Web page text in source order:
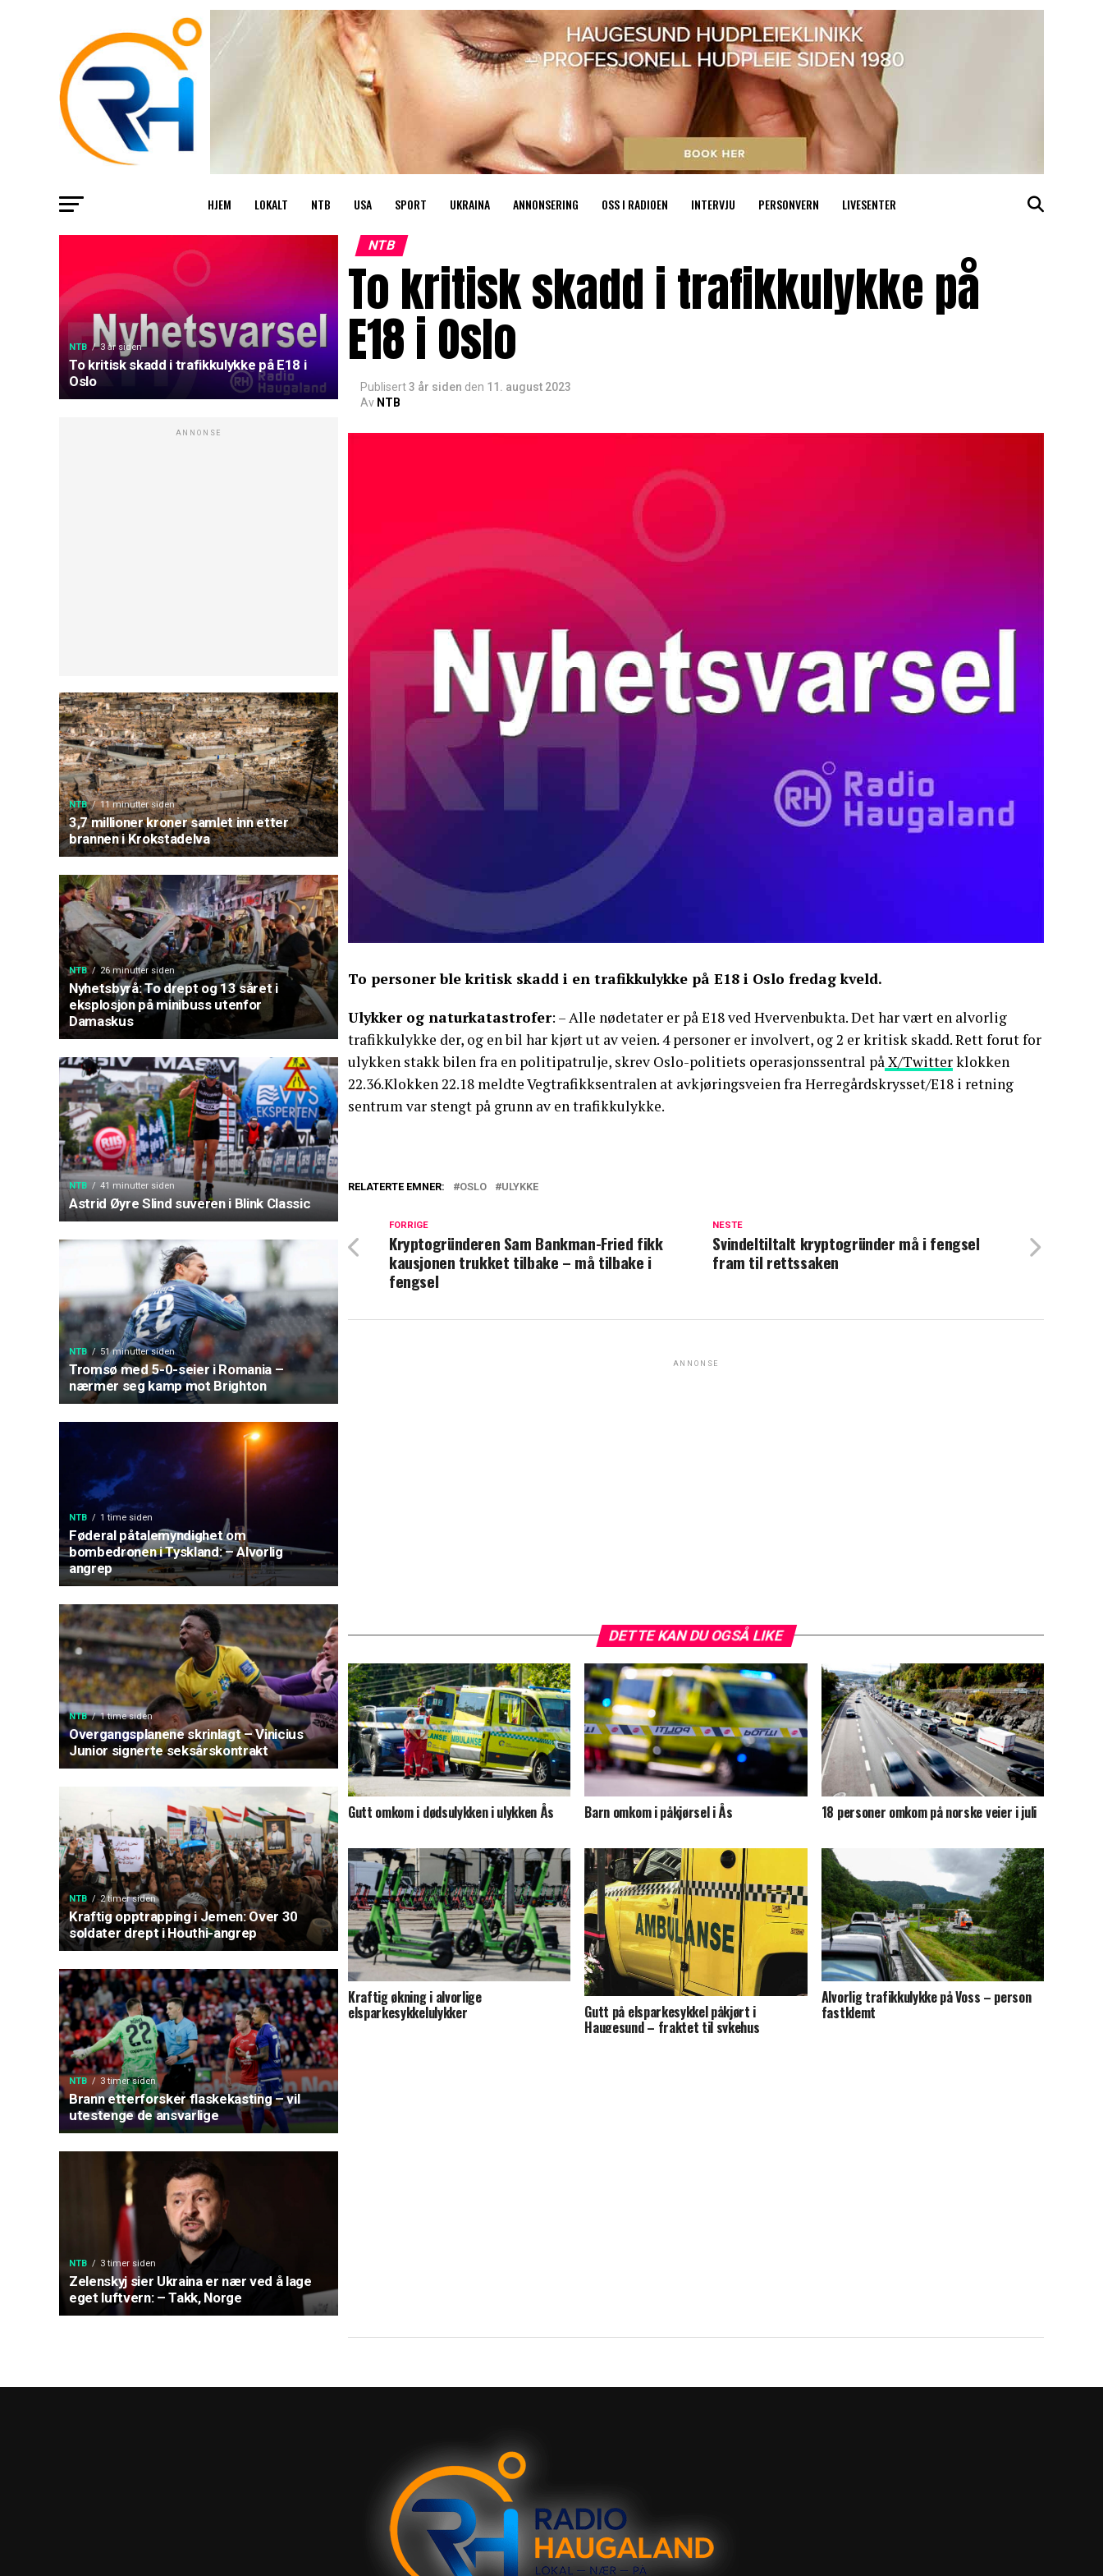
HJEM LOKALT NTB USA SPORT UKRAINA ANNONSERING OSS I RADIOEN INTERVJU PERSONVERN LIVESENTER
NTB 3 år siden
To kritisk skadd i trafikkulykke på E18 i
Oslo
ANNONSE
NTB 11 minutter siden
3,7 millioner kroner samlet inn etter
brannen i Krokstadelva
NTB 26 minutter siden
Nyhetsbyrå: To drept og 13 såret i
eksplosjon på minibuss utenfor
Damaskus
NTB 41 minutter siden
Astrid Øyre Slind suveren i Blink Classic
NTB 51 minutter siden
Tromsø med 5-0-seier i Romania –
nærmer seg kamp mot Brighton
NTB 1 time siden
Føderal påtalemyndighet om
bombedronen i Tyskland: – Alvorlig
angrep
NTB 1 time siden
Overgangsplanene skrinlagt – Vinicius
Junior signerte seksårskontrakt
NTB 2 timer siden
Kraftig opptrapping i Jemen: Over 30
soldater drept i Houthi-angrep
NTB 3 timer siden
Brann etterforsker flaskekasting – vil
utestenge de ansvarlige
NTB 3 timer siden
Zelenskyj sier Ukraina er nær ved å lage
eget luftvern: – Takk, Norge
NTB
To kritisk skadd i trafikkulykke på
E18 i Oslo
Publisert3 år siden den 11. august 2023
Av NTB
To personer ble kritisk skadd i en trafikkulykke på E18 i Oslo fredag kveld.
Ulykker og naturkatastrofer: – Alle nødetater er på E18 ved Hvervenbukta. Det har vært en alvorlig
trafikkulykke der, og en bil har kjørt ut av veien. 4 personer er involvert, og 2 er kritisk skadd. Rett forut for
ulykken stakk bilen fra en politipatrulje, skrev Oslo-politiets operasjonssentral påX/Twitterklokken
22.36.Klokken 22.18 meldte Vegtrafikksentralen at avkjøringsveien fra Herregårdskrysset/E18 i retning
sentrum var stengt på grunn av en trafikkulykke.
RELATERTE EMNER: OSLO ULYKKE
NESTE
Svindeltiltalt kryptogründer må i fengsel
fram til rettssaken
FORRIGE
Kryptogründeren Sam Bankman-Fried fikk
kausjonen trukket tilbake – må tilbake i
fengsel
ANNONSE
DETTE KAN DU OGSÅ LIKE
Gutt omkom i dødsulykken i ulykken Ås Barn omkom i påkjørsel i Ås 18 personer omkom på norske veier i juli
Kraftig økning i alvorlige
elsparkesykkelulykker Gutt på elsparkesykkel påkjørt i
Haugesund – fraktet til sykehus
Alvorlig trafikkulykke på Voss – person
fastklemt